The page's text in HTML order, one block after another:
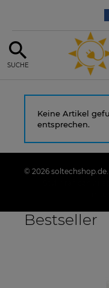
SUCHE
Keine Artikel
entsprechen.
© 2026
Bestseller